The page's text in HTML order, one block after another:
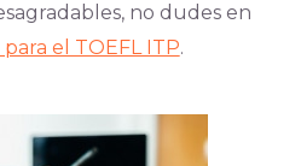
no dudes en
el TOEFL ITP.